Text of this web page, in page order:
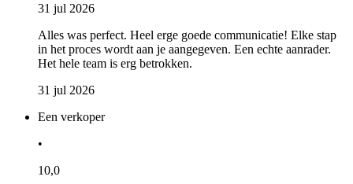
31 jul 2026
Alles was perfect. Heel erge goede communicatie! Elke stap
in het proces wordt aan je aangegeven. Een echte aanrader.
Het hele team is erg betrokken.
31 jul 2026
Een verkoper
•
10,0